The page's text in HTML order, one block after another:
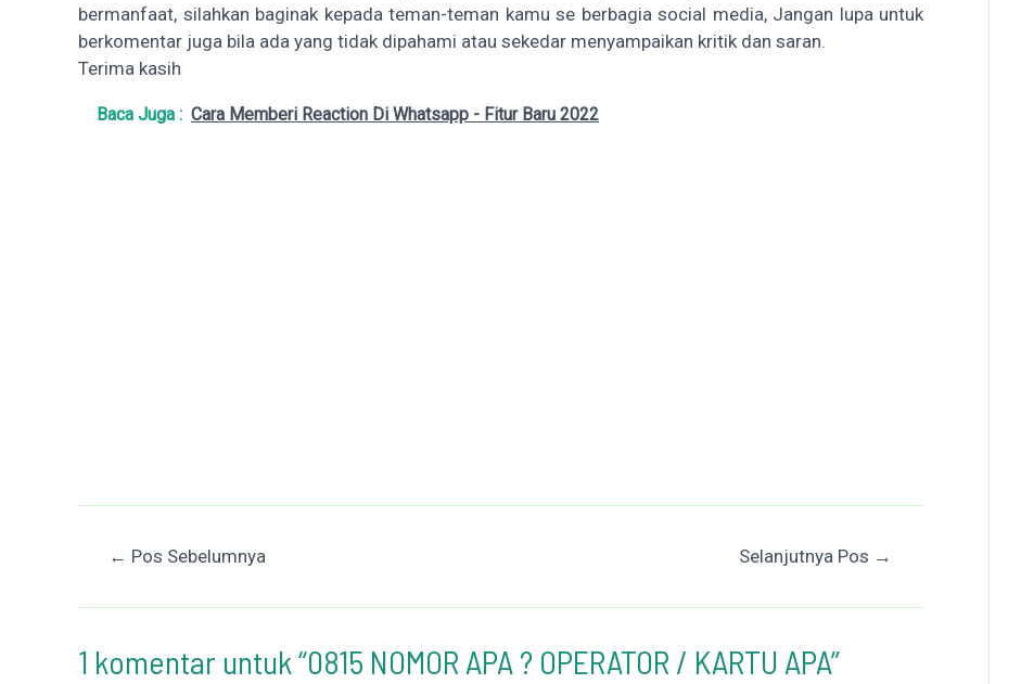
bermanfaat, silahkan baginak kepada teman-teman kamu se berbagia social media, Jangan lupa untuk
berkomentar juga bila ada yang tidak dipahami atau sekedar menyampaikan kritik dan saran.
Terima kasih
Baca Juga : Cara Memberi Reaction Di Whatsapp - Fitur Baru 2022
Post← Pos Sebelumnya Selanjutnya Pos →
1 komentar untuk “0815 NOMOR APA ? OPERATOR / KARTU APA”